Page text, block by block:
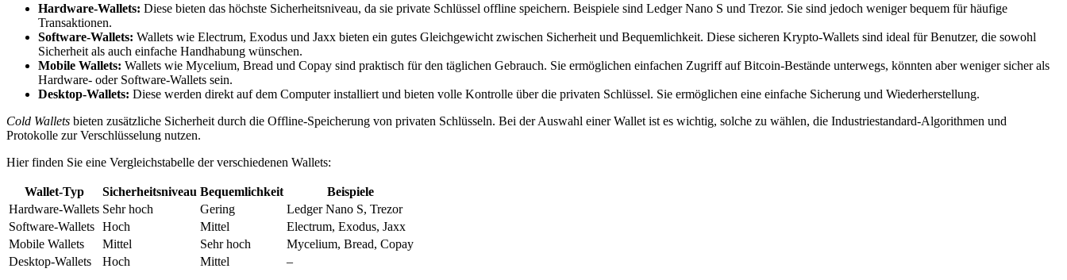
Hardware-Wallets: Diese bieten das höchste Sicherheitsniveau, da sie private Schlüssel offline speichern. Beispiele sind Ledger Nano S und Trezor. Sie sind jedoch weniger bequem für häufige
Transaktionen.
Software-Wallets: Wallets wie Electrum, Exodus und Jaxx bieten ein gutes Gleichgewicht zwischen Sicherheit und Bequemlichkeit. Diese sicheren Krypto-Wallets sind ideal für Benutzer, die sowohl
Sicherheit als auch einfache Handhabung wünschen.
Mobile Wallets: Wallets wie Mycelium, Bread und Copay sind praktisch für den täglichen Gebrauch. Sie ermöglichen einfachen Zugriff auf Bitcoin-Bestände unterwegs, könnten aber weniger sicher als
Hardware- oder Software-Wallets sein.
Desktop-Wallets: Diese werden direkt auf dem Computer installiert und bieten volle Kontrolle über die privaten Schlüssel. Sie ermöglichen eine einfache Sicherung und Wiederherstellung.
Cold Wallets bieten zusätzliche Sicherheit durch die Offline-Speicherung von privaten Schlüsseln. Bei der Auswahl einer Wallet ist es wichtig, solche zu wählen, die Industriestandard-Algorithmen und
Protokolle zur Verschlüsselung nutzen.
Hier finden Sie eine Vergleichstabelle der verschiedenen Wallets:
Wallet-Typ Sicherheitsniveau Bequemlichkeit
Beispiele
Hardware-Wallets Sehr hoch Gering
Ledger Nano S, Trezor
Software-Wallets Hoch Mittel
Electrum, Exodus, Jaxx
Mobile Wallets
Mittel Sehr hoch
Mycelium, Bread, Copay
Desktop-Wallets
Hoch Mittel –